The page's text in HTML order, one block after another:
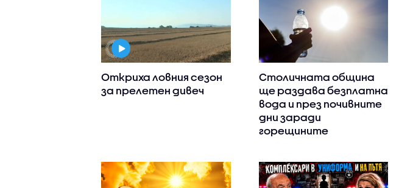
Откриха ловния сезон
за прелетен дивеч
Столичната община
ще раздава безплатна
вода и през почивните
дни заради
горещините